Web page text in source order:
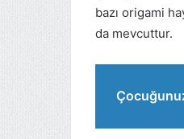
bazı origami
da mevcuttur.